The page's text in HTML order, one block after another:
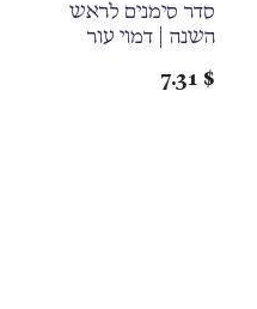
סדר סימנים לראש
השנה | דמוי עור
$
7.31